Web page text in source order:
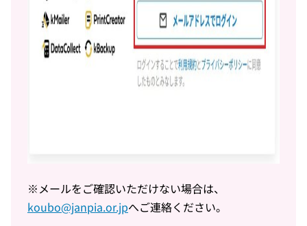
※メールをご確認いただけない場合は、
koubo@janpia.or.jpへご連絡ください。